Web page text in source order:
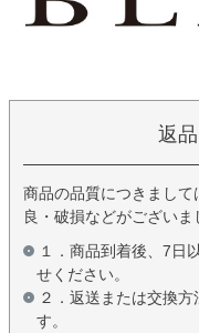
返
商品の品質につきまし
良・破損などがございま
１．商品到着後、7日
せください。
２．返送または交換
す。